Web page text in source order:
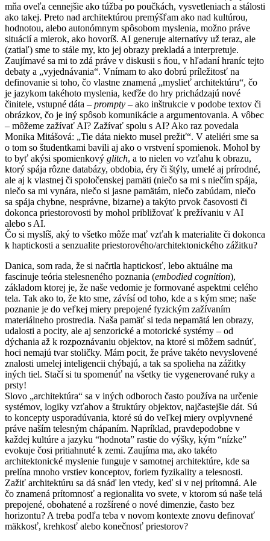
mňa oveľa cennejšie ako túžba po poučkách, vysvetleniach a stálosti
ako takej. Preto nad architektúrou premýšľam ako nad kultúrou,
hodnotou, alebo autonómnym spôsobom myslenia, možno práve
situácií a mierok, ako hovoríš. AI generuje alternatívy už teraz, ale
(zatiaľ) sme to stále my, kto jej obrazy prekladá a interpretuje.
Zaujímavé sa mi to zdá práve v diskusii s ňou, v hľadaní hraníc tejto
debaty a „vyjednávania“. Vnímam to ako dobrú príležitosť na
definovanie si toho, čo vlastne znamená „myslieť architektúru“, čo
je jazykom takéhoto myslenia, keďže do hry prichádzajú nové
činitele, vstupné dáta – prompty – ako inštrukcie v podobe textov či
obrázkov, čo je iný spôsob komunikácie a argumentovania. A vôbec
– môžeme zažívať AI? Zažívať spolu s AI? Ako raz povedala
Monika Mitášová: „Tie dáta niekto musel prežiť“. V ateliéri sme sa
o tom so študentkami bavili aj ako o vrstvení spomienok. Mohol by
to byť akýsi spomienkový glitch, a to nielen vo vzťahu k obrazu,
ktorý spája rôzne databázy, obdobia, éry či štýly, umelé aj prírodné,
ale aj k vlastnej či spoločenskej pamäti (niečo sa mi s niečím spája,
niečo sa mi vynára, niečo si jasne pamätám, niečo zabúdam, niečo
sa spája chybne, nesprávne, bizarne) a takýto prvok časovosti či
dokonca priestorovosti by mohol približovať k prežívaniu v AI
alebo s AI.
Čo si myslíš, aký to všetko môže mať vzťah k materialite či dokonca
k haptickosti a senzualite priestorového/architektonického zážitku?
Danica, som rada, že si načrtla haptickosť, lebo aktuálne ma
fascinuje teória stelesneného poznania (embodied cognition),
základom ktorej je, že naše vedomie je formované aspektmi celého
tela. Tak ako to, že kto sme, závísí od toho, kde a s kým sme; naše
poznanie je do veľkej miery prepojené fyzickým zažívaním
materiálneho prostredia. Naša pamäť si teda nepamätá len obrazy,
udalosti a pocity, ale aj senzorické a motorické systémy – od
dýchania až k rozpoznávaniu objektov, na ktoré si môžem sadnúť,
hoci nemajú tvar stoličky. Mám pocit, že práve takéto nevyslovené
znalosti umelej inteligencii chýbajú, a tak sa spolieha na zážitky
iných tiel. Stačí si tu spomenúť na všetky tie vygenerované ruky a
prsty!
Slovo „architektúra“ sa v iných odboroch často používa na určenie
systémov, logiky vzťahov a štruktúry objektov, najčastejšie dát. Sú
to koncepty usporadúvania, ktoré sú do veľkej miery ovplyvnené
práve naším telesným chápaním. Napríklad, pravdepodobne v
každej kultúre a jazyku “hodnota” rastie do výšky, kým “nízke”
evokuje čosi pritiahnuté k zemi. Zaujíma ma, ako takéto
architektonické myslenie funguje v samotnej architektúre, kde sa
prelína mnoho vrstiev konceptov, foriem fyzikality a telesnosti.
Zažiť architektúru sa dá snáď len vtedy, keď si v nej prítomná. Ale
čo znamená prítomnosť a regionalita vo svete, v ktorom sú naše telá
prepojené, obohatené a rozšírené o nové dimenzie, často bez
horizontu? A treba podľa teba v novom kontexte znovu definovať
mäkkosť, krehkosť alebo konečnosť priestorov?